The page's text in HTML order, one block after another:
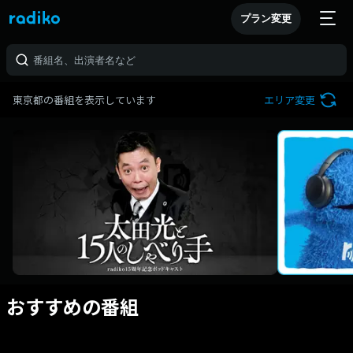
プラン変更
東京都の番組を表示しています エリア変更
おすすめの番組